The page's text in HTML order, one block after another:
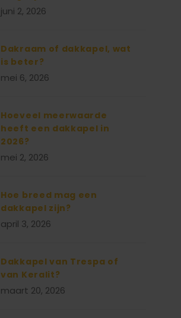
juni 2, 2026
Dakraam of dakkapel, wat
is beter?
mei 6, 2026
Hoeveel meerwaarde
heeft een dakkapel in
2026?
mei 2, 2026
Hoe breed mag een
dakkapel zijn?
april 3, 2026
Dakkapel van Trespa of
van Keralit?
maart 20, 2026